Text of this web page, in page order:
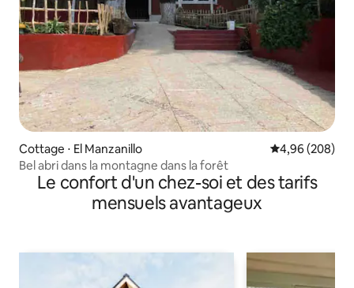
Cottage ⋅ El Manzanillo Évaluation
4,96 (208)
Bel abri dans la montagne dans la forêt
Le confort d'un chez-soi et des tarifs
mensuels avantageux